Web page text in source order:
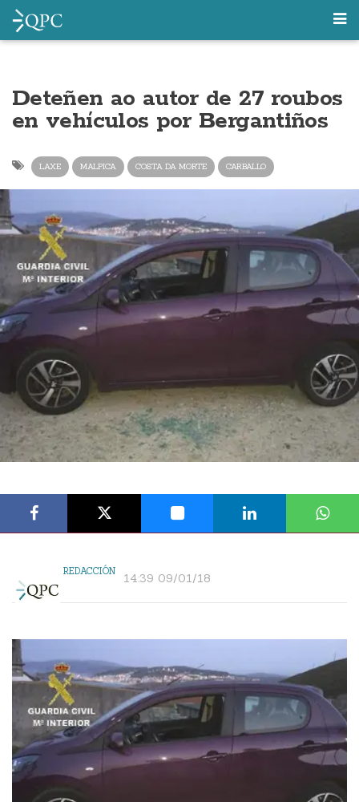
Deteñen ao autor de 27 roubos
en vehículos por Bergantiños
LAXE MALPICA COSTA DA MORTE CARBALLO
REDACCIÓN 14:39 09/01/18